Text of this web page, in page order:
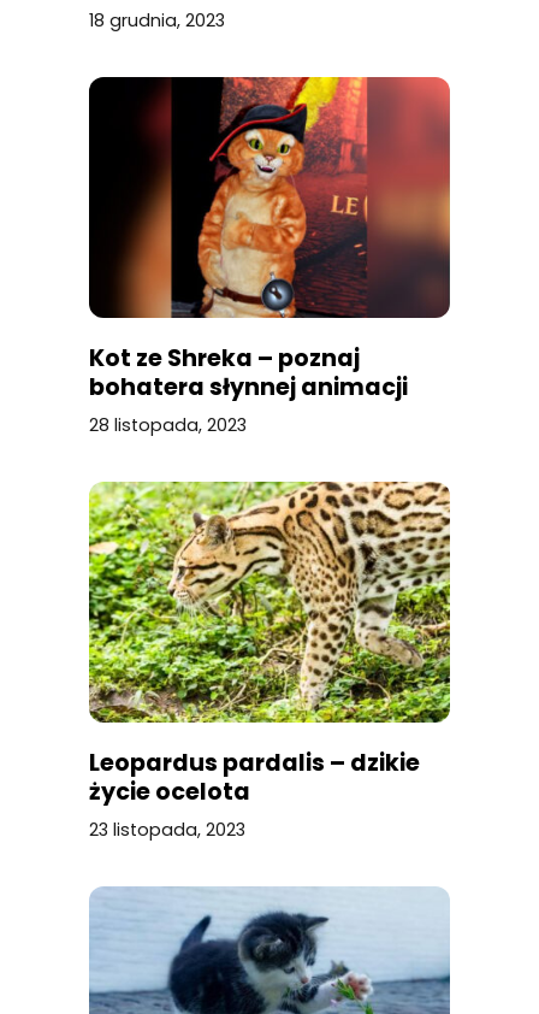
18 grudnia, 2023
Kot ze Shreka – poznaj
bohatera słynnej animacji
28 listopada, 2023
Leopardus pardalis – dzikie
życie ocelota
23 listopada, 2023